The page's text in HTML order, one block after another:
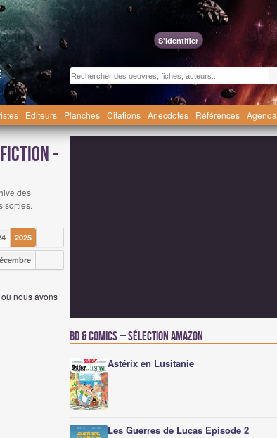
S'identifier
Editeurs Planches Citations Anecdotes Références Agenda
fiction -
des
sorties.
2025
nous avons
BD & Comics – Sélection Amazon
Astérix en Lusitanie
Les Guerres de Lucas Episode 2